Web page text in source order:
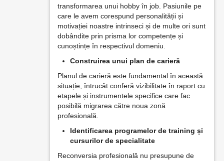
transformarea unui hobby în job. Pasiunile pe
care le avem corespund personalității și
motivației noastre intrinseci și de multe ori sunt
dobândite prin prisma lor competențe și
cunoștințe în respectivul domeniu.
Construirea unui plan de carieră
Planul de carieră este fundamental în această
situație, întrucât conferă vizibilitate în raport cu
etapele și instrumentele specifice care fac
posibilă migrarea către noua zonă
profesională.
Identificarea programelor de training și
cursurilor de specialitate
Reconversia profesională nu presupune de